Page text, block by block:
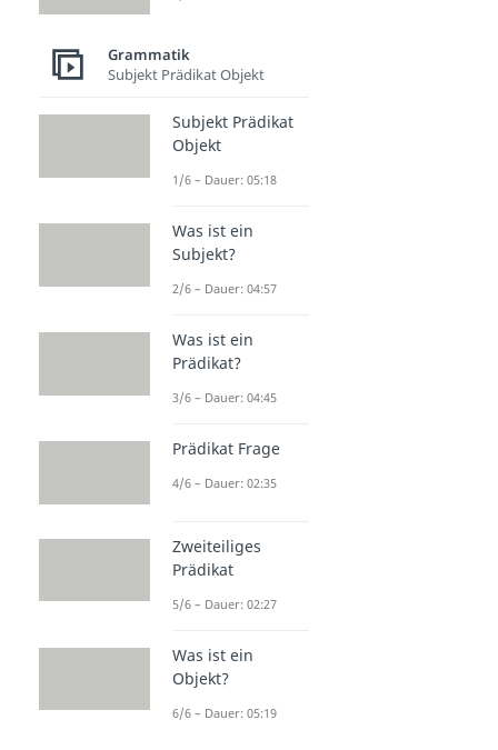
Grammatik
Subjekt Prädikat Objekt
Subjekt Prädikat
Objekt
1/6 – Dauer: 05:18
Was ist ein
Subjekt?
2/6 – Dauer: 04:57
Was ist ein
Prädikat?
3/6 – Dauer: 04:45
Prädikat Frage
4/6 – Dauer: 02:35
Zweiteiliges
Prädikat
5/6 – Dauer: 02:27
Was ist ein
Objekt?
6/6 – Dauer: 05:19